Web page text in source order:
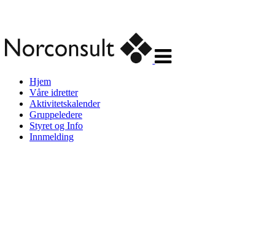
navigasjon
Hjem
Våre idretter
Aktivitetskalender
Gruppeledere
Styret og Info
Innmelding